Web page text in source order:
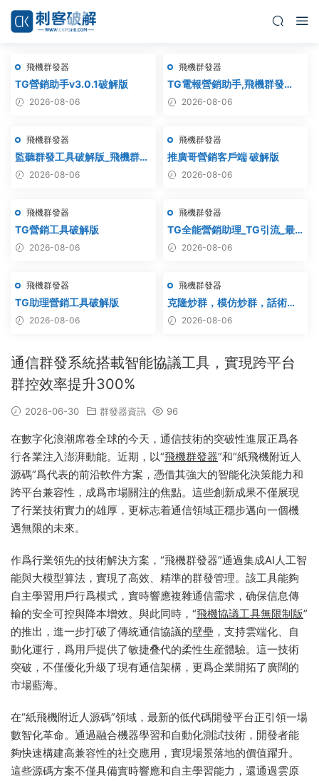
飛機群發器
TG營銷助手v3.0.1破解版
2026-08-06
飛機群發器
TG電報營銷助手,飛機群發
器,TG群發器,群發器破解版,群
協議軟件
2026-08-06
飛機群發器
監聽群發工具破解版_飛機群
發,協議軟件,群發助手,群發工
2026-08-06
飛機群發器
推廣哥營銷客戶端 破解版
2026-08-06
飛機群發器
TG營銷工具破解版
2026-08-06
飛機群發器
TG全能營銷助理_TG引流_最
新破解版
2026-08-06
飛機群發器
TG助理營銷工具破解版
2026-08-06
飛機群發器
克隆炒群，模仿炒群，話術炒
群，跟發炒群，自動炒群 破解
報群發 telegram群發 克隆炒
群 炒群
2026-08-06
通信群發系統搭載智能協議工具，實現跨平台
群控效率提升300%
2026-06-30 群發器資訊 96
在數字化浪潮席卷全球的今天，通信技術的突破性進展正爲各
行各業注入澎湃動能。近期，以“飛機群發器”和“紙飛機附近人
源碼”爲代表的前沿軟件方案，憑借其強大的智能化決策能力和
跨平台兼容性，成爲市場關注的焦點。這些創新成果不僅展現
了行業技術實力的雄厚，更标志着通信領域正穩步邁向一個機
遇無限的未來。
作爲行業領先的技術解決方案，“飛機群發器”通過集成AI人工智
能與大模型算法，實現了高效、精準的群發管理。該工具能夠
自主學習用戶行爲模式，實時響應複雜通信需求，确保信息傳
輸的安全可控與降本增效。與此同時，“飛機協議工具無限制版”
的推出，進一步打破了傳統通信協議的壁壘，支持雲端化、自
動化運行，爲用戶提供了敏捷叠代的柔性生産體驗。這一技術
突破，不僅優化升級了現有通信架構，更爲企業開拓了廣闊的
市場藍海。
在“紙飛機附近人源碼”領域，最新的低代碼開發平台正引領一場
數智化革命。通過融合機器學習和自動化測試技術，開發者能
夠快速構建高兼容性的社交應用，實現場景落地的價值躍升。
這些源碼方案不僅具備實時響應和自主學習能力，還通過雲原